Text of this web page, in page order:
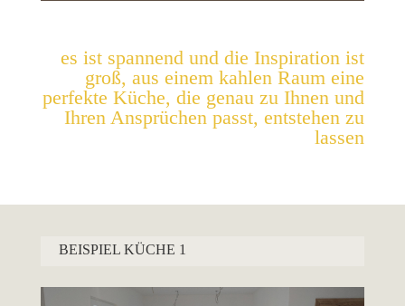
es ist spannend und die Inspiration ist
groß, aus einem kahlen Raum eine
perfekte Küche, die genau zu Ihnen und
Ihren Ansprüchen passt, entstehen zu
lassen
BEISPIEL KÜCHE 1